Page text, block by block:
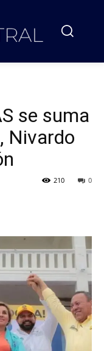
se suma
Nivardo
0
210